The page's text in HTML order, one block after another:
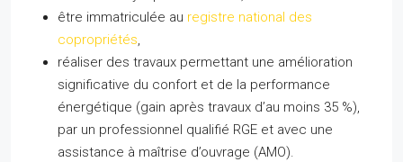
être immatriculée au registre national des
copropriétés,
réaliser des travaux permettant une amélioration
significative du confort et de la performance
énergétique (gain après travaux d’au moins 35 %),
par un professionnel qualifié RGE et avec une
assistance à maîtrise d’ouvrage (AMO).